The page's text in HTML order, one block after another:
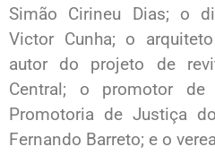
Simão Cirineu Dias; o
Victor Cunha; o
autor do projeto de
Central; o promotor
Promotoria de Justiça
Fernando Barreto; e o